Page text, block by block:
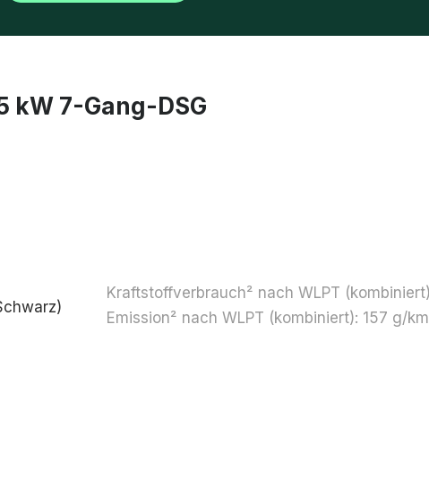
kW 7-Gang-DSG
Kraftstoff­verbrauch² nach WLPT
Emission² nach WLPT (kombi­niert): 157 g/km